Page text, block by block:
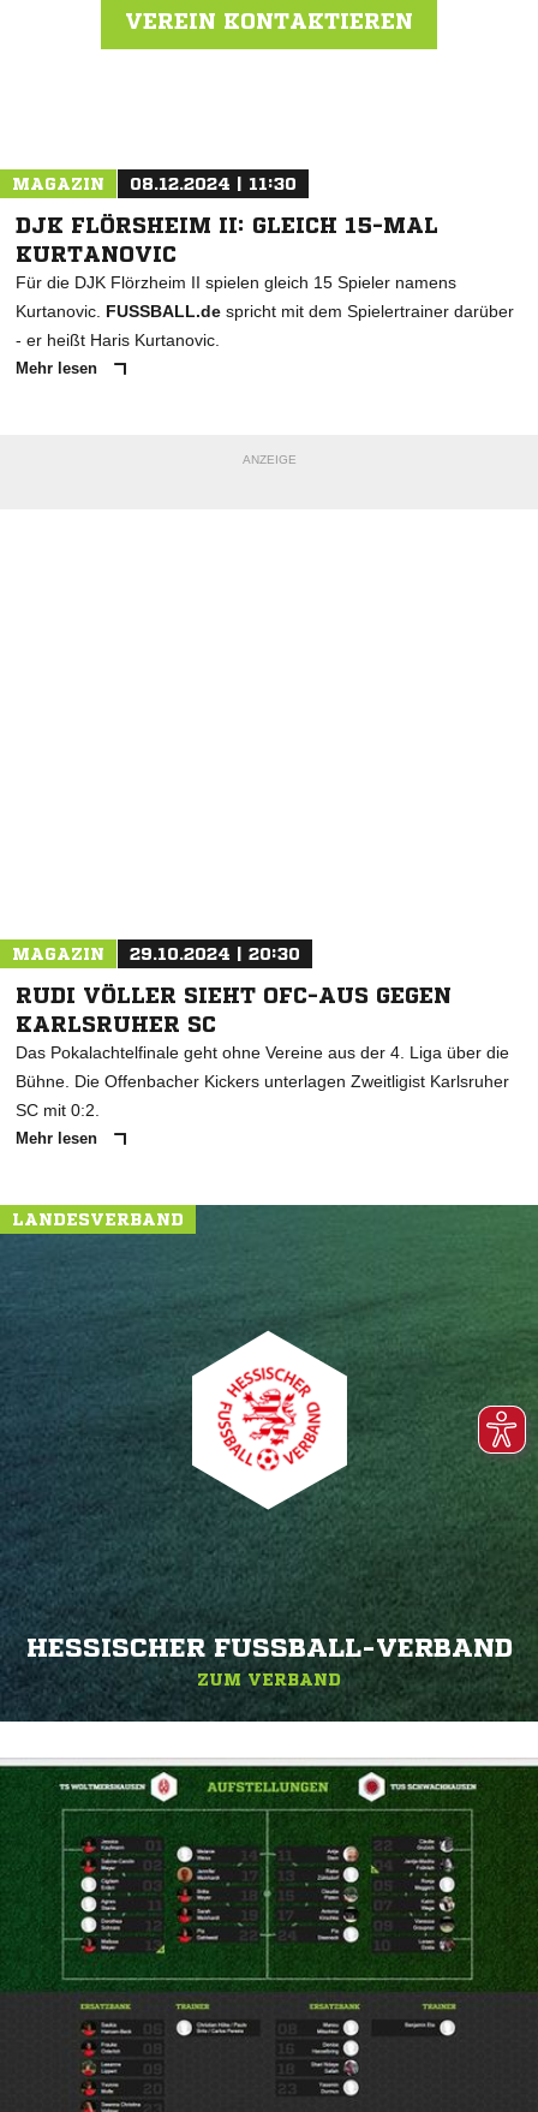
VEREIN KONTAKTIEREN
MAGAZIN 08.12.2024 | 11:30
DJK FLÖRSHEIM II: GLEICH 15-MAL
KURTANOVIC
Für die DJK Flörzheim II spielen gleich 15 Spieler namens
Kurtanovic. FUSSBALL.de spricht mit dem Spielertrainer darüber
- er heißt Haris Kurtanovic.
Mehr lesen
ANZEIGE
MAGAZIN 29.10.2024 | 20:30
RUDI VÖLLER SIEHT OFC-AUS GEGEN
KARLSRUHER SC
Das Pokalachtelfinale geht ohne Vereine aus der 4. Liga über die
Bühne. Die Offenbacher Kickers unterlagen Zweitligist Karlsruher
SC mit 0:2.
Mehr lesen
LANDESVERBAND
HESSISCHER FUSSBALL-VERBAND
ZUM VERBAND